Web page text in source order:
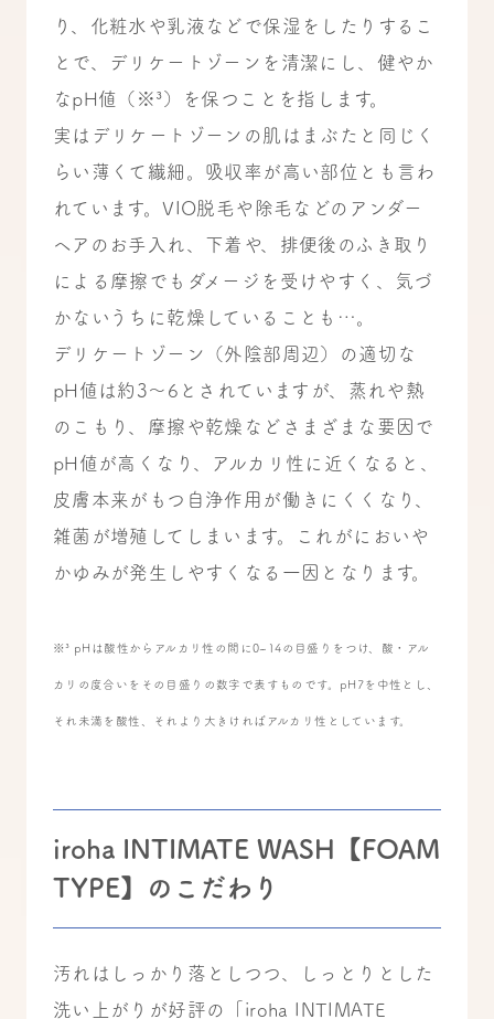
り、化粧水や乳液などで保湿をしたりするこ
とで、デリケートゾーンを清潔にし、健やか
なpH値（※³）を保つことを指します。
実はデリケートゾーンの肌はまぶたと同じく
らい薄くて繊細。吸収率が高い部位とも言わ
れています。VIO脱毛や除毛などのアンダー
ヘアのお手入れ、下着や、排便後のふき取り
による摩擦でもダメージを受けやすく、気づ
かないうちに乾燥していることも…。
デリケートゾーン（外陰部周辺）の適切な
pH値は約3～6とされていますが、蒸れや熱
のこもり、摩擦や乾燥などさまざまな要因で
pH値が高くなり、アルカリ性に近くなると、
皮膚本来がもつ自浄作用が働きにくくなり、
雑菌が増殖してしまいます。これがにおいや
かゆみが発生しやすくなる一因となります。
※³ pHは酸性からアルカリ性の間に0~14の目盛りをつけ、酸・アル
カリの度合いをその目盛りの数字で表すものです。pH7を中性とし、
それ未満を酸性、それより大きければアルカリ性としています。
iroha INTIMATE WASH【FOAM
TYPE】のこだわり
汚れはしっかり落としつつ、しっとりとした
洗い上がりが好評の「iroha INTIMATE